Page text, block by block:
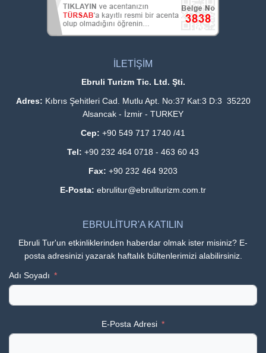
İLETİŞİM
Ebruli Turizm Tic. Ltd. Şti.
Adres: Kıbrıs Şehitleri Cad. Mutlu Apt. No:37 Kat:3 D:3 35220
Alsancak - İzmir - TURKEY
Cep: +90 549 717 1740 /41
Tel: +90 232 464 0718 - 463 60 43
Fax: +90 232 464 9203
E-Posta: ebrulitur@ebruliturizm.com.tr
EBRULİTUR'A KATILIN
Ebruli Tur'un etkinliklerinden haberdar olmak ister misiniz? E-
posta adresinizi yazarak haftalık bültenlerimizi alabilirsiniz.
Adı Soyadı
E-Posta Adresi